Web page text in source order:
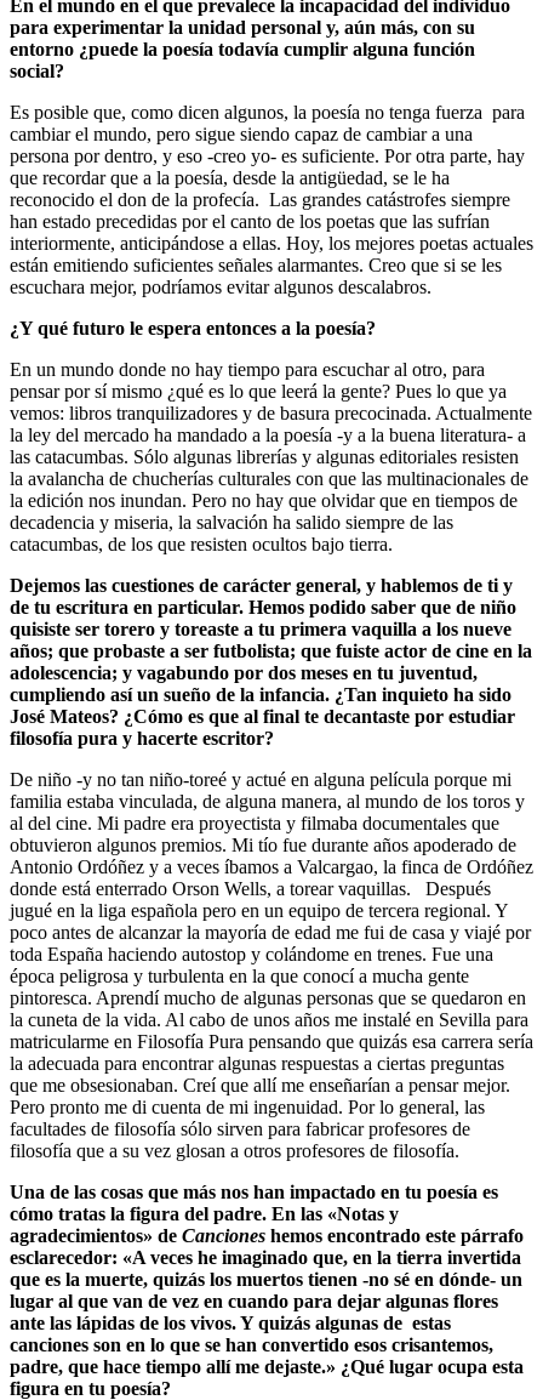
En el mundo en el que prevalece la incapacidad del individuo
para experimentar la unidad personal y, aún más, con su
entorno ¿puede la poesía todavía cumplir alguna función
social?
Es posible que, como dicen algunos, la poesía no tenga fuerza para
cambiar el mundo, pero sigue siendo capaz de cambiar a una
persona por dentro, y eso -creo yo- es suficiente. Por otra parte, hay
que recordar que a la poesía, desde la antigüedad, se le ha
reconocido el don de la profecía. Las grandes catástrofes siempre
han estado precedidas por el canto de los poetas que las sufrían
interiormente, anticipándose a ellas. Hoy, los mejores poetas actuales
están emitiendo suficientes señales alarmantes. Creo que si se les
escuchara mejor, podríamos evitar algunos descalabros.
¿Y qué futuro le espera entonces a la poesía?
En un mundo donde no hay tiempo para escuchar al otro, para
pensar por sí mismo ¿qué es lo que leerá la gente? Pues lo que ya
vemos: libros tranquilizadores y de basura precocinada. Actualmente
la ley del mercado ha mandado a la poesía -y a la buena literatura- a
las catacumbas. Sólo algunas librerías y algunas editoriales resisten
la avalancha de chucherías culturales con que las multinacionales de
la edición nos inundan. Pero no hay que olvidar que en tiempos de
decadencia y miseria, la salvación ha salido siempre de las
catacumbas, de los que resisten ocultos bajo tierra.
Dejemos las cuestiones de carácter general, y hablemos de ti y
de tu escritura en particular. Hemos podido saber que de niño
quisiste ser torero y toreaste a tu primera vaquilla a los nueve
años; que probaste a ser futbolista; que fuiste actor de cine en la
adolescencia; y vagabundo por dos meses en tu juventud,
cumpliendo así un sueño de la infancia. ¿Tan inquieto ha sido
José Mateos? ¿Cómo es que al final te decantaste por estudiar
filosofía pura y hacerte escritor?
De niño -y no tan niño-toreé y actué en alguna película porque mi
familia estaba vinculada, de alguna manera, al mundo de los toros y
al del cine. Mi padre era proyectista y filmaba documentales que
obtuvieron algunos premios. Mi tío fue durante años apoderado de
Antonio Ordóñez y a veces íbamos a Valcargao, la finca de Ordóñez
donde está enterrado Orson Wells, a torear vaquillas. Después
jugué en la liga española pero en un equipo de tercera regional. Y
poco antes de alcanzar la mayoría de edad me fui de casa y viajé por
toda España haciendo autostop y colándome en trenes. Fue una
época peligrosa y turbulenta en la que conocí a mucha gente
pintoresca. Aprendí mucho de algunas personas que se quedaron en
la cuneta de la vida. Al cabo de unos años me instalé en Sevilla para
matricularme en Filosofía Pura pensando que quizás esa carrera sería
la adecuada para encontrar algunas respuestas a ciertas preguntas
que me obsesionaban. Creí que allí me enseñarían a pensar mejor.
Pero pronto me di cuenta de mi ingenuidad. Por lo general, las
facultades de filosofía sólo sirven para fabricar profesores de
filosofía que a su vez glosan a otros profesores de filosofía.
Una de las cosas que más nos han impactado en tu poesía es
cómo tratas la figura del padre. En las «Notas y
agradecimientos» de Canciones hemos encontrado este párrafo
esclarecedor: «A veces he imaginado que, en la tierra invertida
que es la muerte, quizás los muertos tienen -no sé en dónde- un
lugar al que van de vez en cuando para dejar algunas flores
ante las lápidas de los vivos. Y quizás algunas de estas
canciones son en lo que se han convertido esos crisantemos,
padre, que hace tiempo allí me dejaste.» ¿Qué lugar ocupa esta
figura en tu poesía?